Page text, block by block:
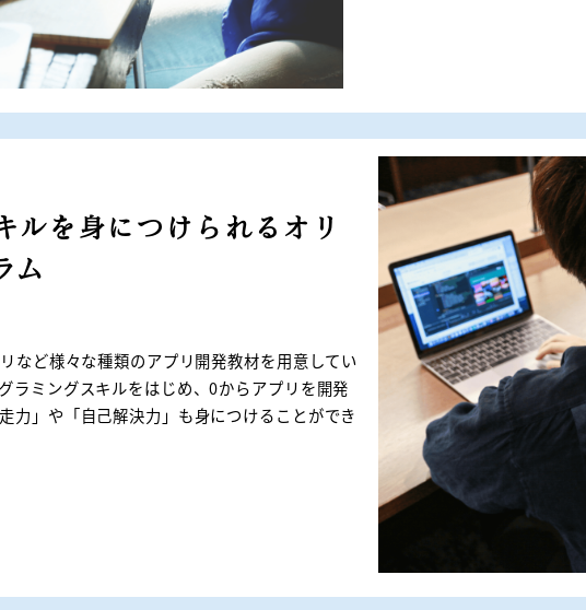
ルを身につけられるオリ
ム
など様々な種類のアプリ開発教材を用意してい
ラミングスキルをはじめ、0からアプリを開発
力」や「自己解決力」も身につけることができ